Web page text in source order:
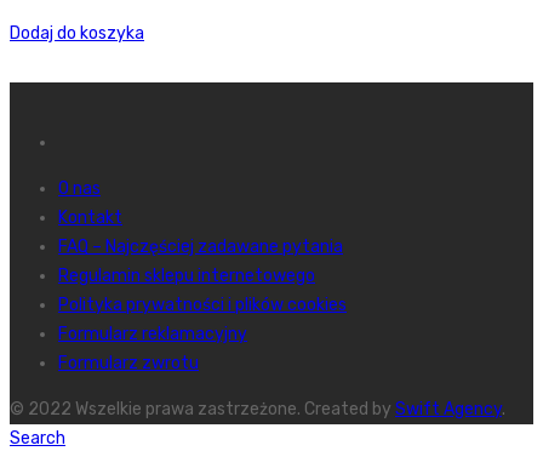
Dodaj do koszyka
O nas
Kontakt
FAQ – Najczęściej zadawane pytania
Regulamin sklepu internetowego
Polityka prywatności i plików cookies
Formularz reklamacyjny
Formularz zwrotu
© 2022 Wszelkie prawa zastrzeżone. Created by Swift Agency.
Search